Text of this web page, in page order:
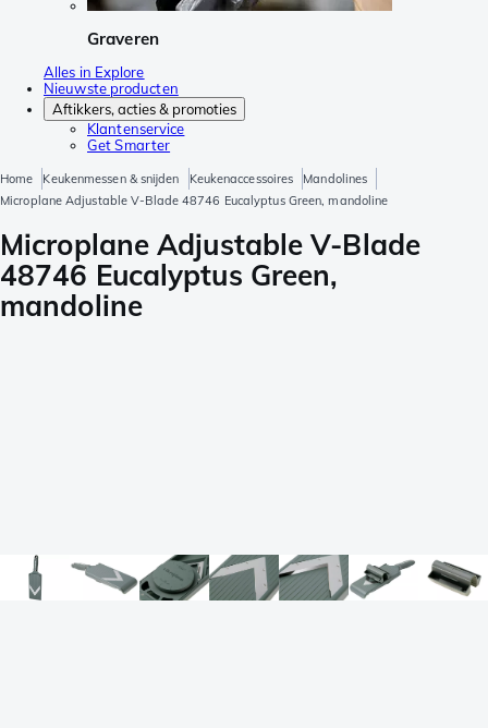
Graveren
Alles in Explore
Nieuwste producten
Aftikkers, acties & promoties
Klantenservice
Get Smarter
Home Keukenmessen & snijden Keukenaccessoires
Mandolines
Microplane Adjustable V-Blade 48746 Eucalyptus Green, mandoline
Microplane Adjustable V-Blade
48746 Eucalyptus Green,
mandoline